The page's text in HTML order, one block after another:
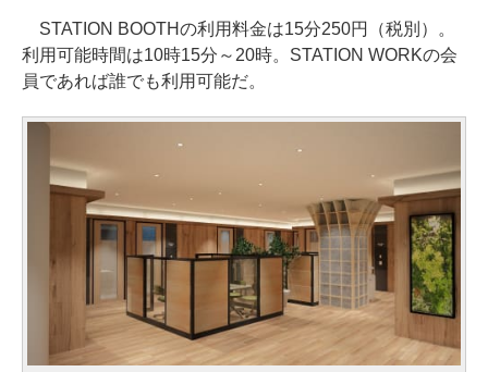
STATION BOOTHの利用料金は15分250円（税別）。
利用可能時間は10時15分～20時。STATION WORKの会
員であれば誰でも利用可能だ。